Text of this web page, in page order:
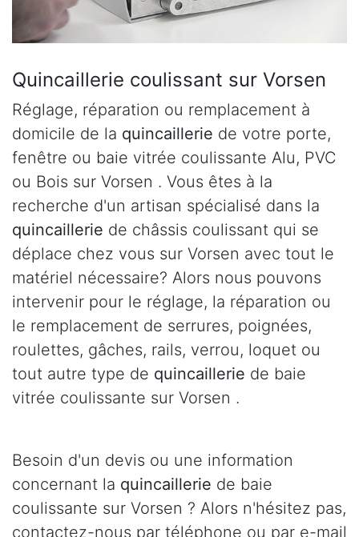
Quincaillerie coulissant sur Vorsen
Réglage, réparation ou remplacement à
domicile de la quincaillerie de votre porte,
fenêtre ou baie vitrée coulissante Alu, PVC
ou Bois sur Vorsen . Vous êtes à la
recherche d'un artisan spécialisé dans la
quincaillerie de châssis coulissant qui se
déplace chez vous sur Vorsen avec tout le
matériel nécessaire? Alors nous pouvons
intervenir pour le réglage, la réparation ou
le remplacement de serrures, poignées,
roulettes, gâches, rails, verrou, loquet ou
tout autre type de quincaillerie de baie
vitrée coulissante sur Vorsen .
Besoin d'un devis ou une information
concernant la quincaillerie de baie
coulissante sur Vorsen ? Alors n'hésitez pas,
contactez-nous par téléphone ou par e-mail